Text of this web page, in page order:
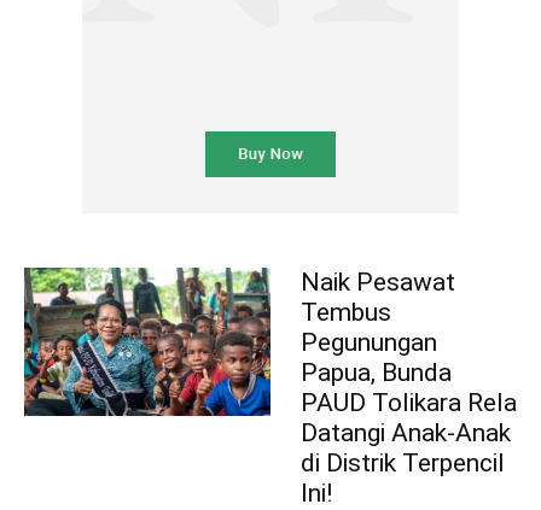
Naik Pesawat
Tembus
Pegunungan
Papua, Bunda
PAUD Tolikara Rela
Datangi Anak-Anak
di Distrik Terpencil
Ini!